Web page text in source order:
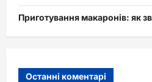
Приготування макаронів: як
Останні коментарі